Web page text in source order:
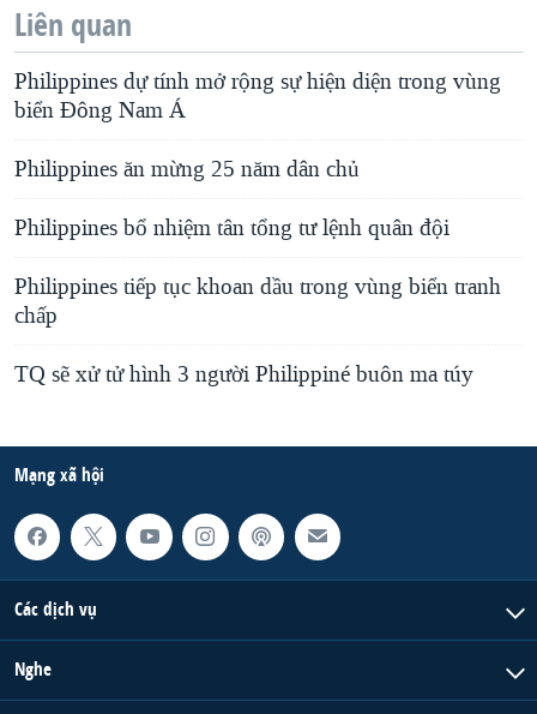
Liên quan
Philippines dự tính mở rộng sự hiện diện trong vùng
biển Đông Nam Á
Philippines ăn mừng 25 năm dân chủ
Philippines bổ nhiệm tân tổng tư lệnh quân đội
Philippines tiếp tục khoan dầu trong vùng biển tranh
chấp
TQ sẽ xử tử hình 3 người Philippiné buôn ma túy
Mạng xã hội
Các dịch vụ
Nghe